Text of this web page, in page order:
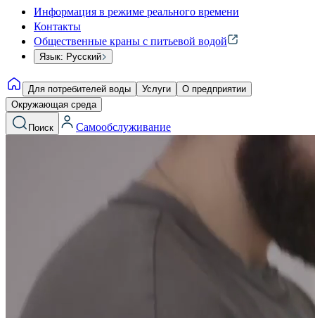
Информация в режиме реального времени
Контакты
Общественные краны с питьевой водой
Язык: Русский
Для потребителей воды Услуги
О предприятии
Окружающая среда
Поиск Самообслуживание